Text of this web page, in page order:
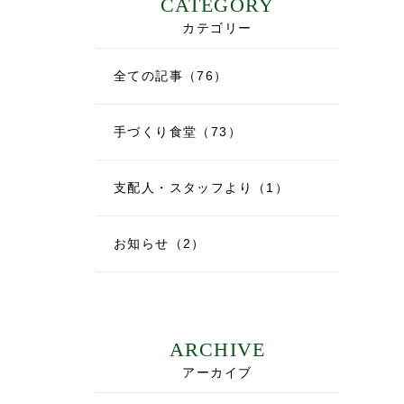
CATEGORY
カテゴリー
全ての記事（76）
手づくり食堂（73）
支配人・スタッフより（1）
お知らせ（2）
ARCHIVE
アーカイブ